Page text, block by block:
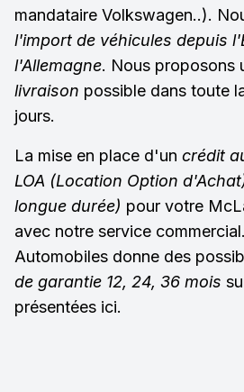
mandataire Volkswagen..).
l'import de véhicules depuis
l'Allemagne. Nous proposons
livraison possible dans toute
jours.
La mise en place d'un crédit
LOA (Location Option
longue durée) pour votre
avec notre service
Automobiles donne des
de garantie 12, 24, 36 mois
présentées ici.